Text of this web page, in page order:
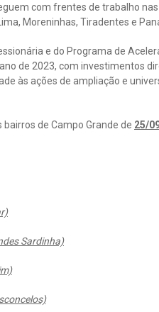
com frentes de trabalho
Moreninhas, Tiradentes e
e do Programa de
de 2023, com investimentos
às ações de ampliação e
de Campo Grande de 25/
Sardinha)